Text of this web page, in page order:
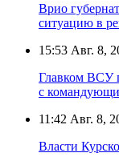
Врио
ситуацию в
15:53 Авг. 8,
Главком ВСУ
с
11:42 Авг. 8,
Власти